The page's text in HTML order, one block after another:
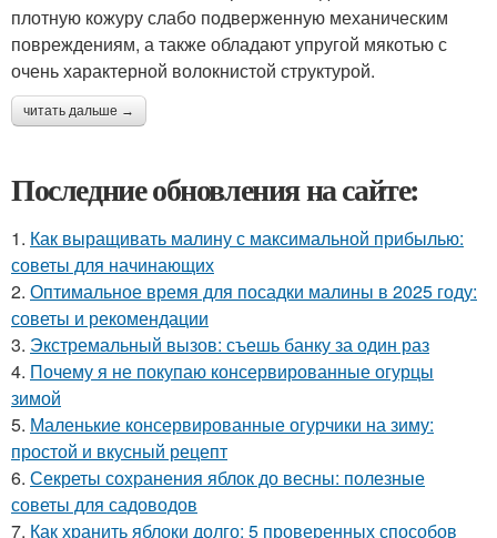
плотную кожуру слабо подверженную механическим
повреждениям, а также обладают упругой мякотью с
очень характерной волокнистой структурой.
читать дальше →
Последние обновления на сайте:
1. Как выращивать малину с максимальной прибылью:
советы для начинающих
2. Оптимальное время для посадки малины в 2025 году:
советы и рекомендации
3. Экстремальный вызов: съешь банку за один раз
4. Почему я не покупаю консервированные огурцы
зимой
5. Маленькие консервированные огурчики на зиму:
простой и вкусный рецепт
6. Секреты сохранения яблок до весны: полезные
советы для садоводов
7. Как хранить яблоки долго: 5 проверенных способов